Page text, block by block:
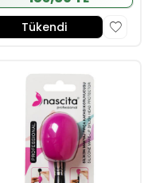
Tükendi